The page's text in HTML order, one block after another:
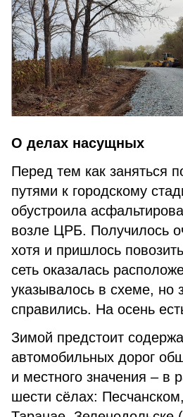
О делах насущных
Перед тем как заняться
путями к городскому
обустроила
возле ЦРБ. Получилось
хотя и пришлось
сеть оказалась
указывалось в схеме, но
справились. На осень
Зимой предстоит
автомобильных дорог
и местного значения – в
шести сёлах: